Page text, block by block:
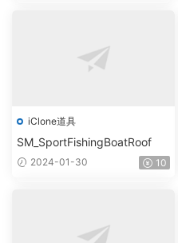
iClone道具
SM_SportFishingBoatRoof
2024-01-30 10